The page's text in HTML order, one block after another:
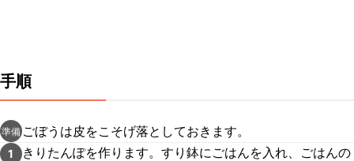
手順
準備 ごぼうは皮をこそげ落としておきます。
1
きりたんぽを作ります。すり鉢にごはんを入れ、ごはんの